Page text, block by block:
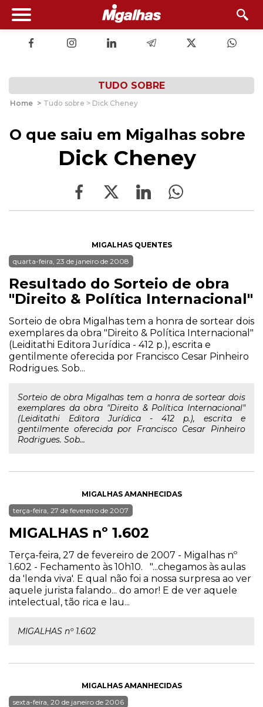
TUDO SOBRE
Home > Tudo sobre > Dick Cheney
O que saiu em Migalhas sobre
Dick Cheney
MIGALHAS QUENTES
quarta-feira, 23 de janeiro de 2008
Resultado do Sorteio de obra
"Direito & Política Internacional"
Sorteio de obra Migalhas tem a honra de sortear dois
exemplares da obra "Direito & Política Internacional"
(Leiditathi Editora Jurídica - 412 p.), escrita e
gentilmente oferecida por Francisco Cesar Pinheiro
Rodrigues. Sob...
Sorteio de obra Migalhas tem a honra de sortear dois
exemplares da obra "Direito & Política Internacional"
(Leiditathi Editora Jurídica - 412 p.), escrita e
gentilmente oferecida por Francisco Cesar Pinheiro
Rodrigues. Sob...
MIGALHAS AMANHECIDAS
terça-feira, 27 de fevereiro de 2007
MIGALHAS nº 1.602
Terça-feira, 27 de fevereiro de 2007 - Migalhas nº
1.602 - Fechamento às 10h10. "...chegamos às aulas
da 'lenda viva'. E qual não foi a nossa surpresa ao ver
aquele jurista falando... do amor! E de ver aquele
intelectual, tão rica e lau...
MIGALHAS nº 1.602
MIGALHAS AMANHECIDAS
sexta-feira, 20 de janeiro de 2006